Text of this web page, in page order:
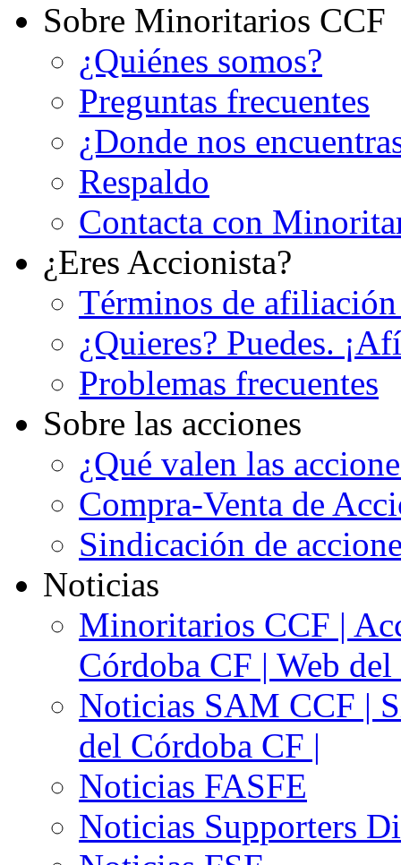
Sobre Minoritarios CCF
¿Quiénes somos?
Preguntas frecuentes
¿Donde nos
Respaldo
Contacta con
¿Eres Accionista?
Términos de
¿Quieres? Puedes.
Problemas frecuentes
Sobre las acciones
¿Qué valen las
Compra-Venta de
Sindicación de
Noticias
Minoritarios CCF |
Córdoba CF | Web
Noticias SAM CCF |
del Córdoba CF |
Noticias FASFE
Noticias Supporters